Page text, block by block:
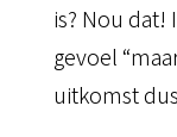
is? Nou dat!
gevoel
uitkomst